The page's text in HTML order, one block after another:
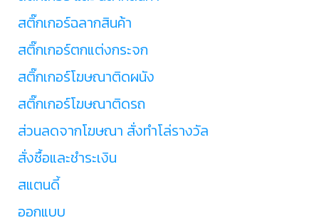
สติ๊กเกอร์ฉลากสินค้า
สติ๊กเกอร์ตกแต่งกระจก
สติ๊กเกอร์โฆษณาติดผนัง
สติ๊กเกอร์โฆษณาติดรถ
ส่วนลดจากโฆษณา สั่งทำโล่รางวัล
สั่งซื้อและชำระเงิน
สแตนดี้
ออกแบบ